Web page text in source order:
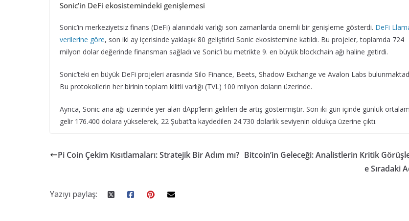
Sonic’in DeFi ekosistemindeki genişlemesi
Sonic’in merkeziyetsiz finans (DeFi) alanındaki varlığı son zamanlarda önemli bir genişleme gösterdi. DeFi
verilerine göre, son iki ay içerisinde yaklaşık 80 geliştirici Sonic ekosistemine katıldı. Bu projeler, toplamda 724
milyon dolar değerinde finansman sağladı ve Sonic’i bu metrikte 9. en büyük blockchain ağı haline getirdi.
Sonic’teki en büyük DeFi projeleri arasında Silo Finance, Beets, Shadow Exchange ve Avalon Labs
Bu protokollerin her birinin toplam kilitli varlığı (TVL) 100 milyon doların üzerinde.
Ayrıca, Sonic ana ağı üzerinde yer alan dApp’lerin gelirleri de artış göstermiştir. Son iki gün içinde günlük
gelir 176.400 dolara yükselerek, 22 Şubat’ta kaydedilen 24.730 dolarlık seviyenin oldukça üzerine çıktı.
Pi Coin Çekim Kısıtlamaları: Stratejik Bir Adım mı? Bitcoin’in Geleceği: Analistlerin Kritik
e Sıradaki
Yazıyı paylaş: